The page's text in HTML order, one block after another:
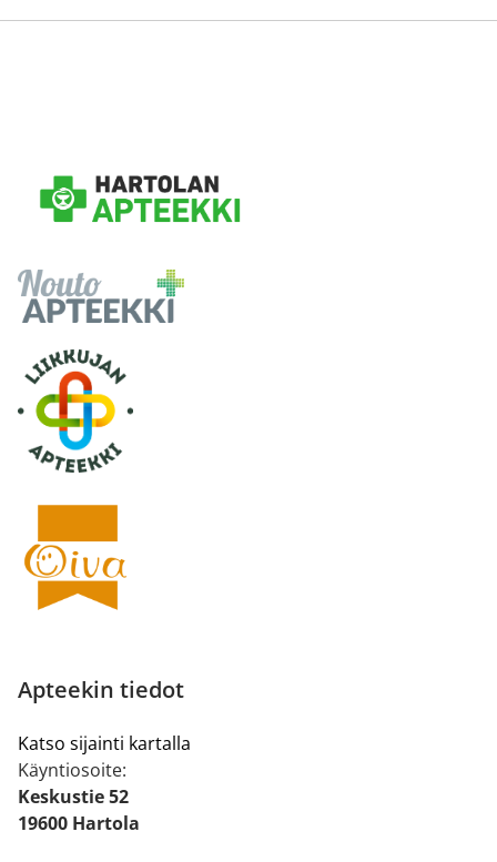
Apteekin tiedot
Katso sijainti kartalla
Käyntiosoite:
Keskustie 52
19600 Hartola